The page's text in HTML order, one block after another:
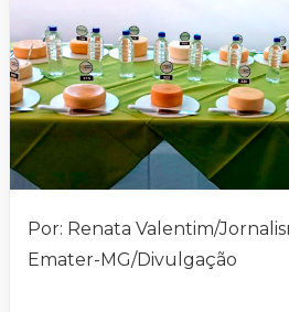
Por: Renata Valentim/
Emater-MG/Divulgação